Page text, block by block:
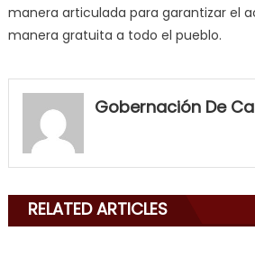
manera articulada para garantizar el
manera gratuita a todo el pueblo.
my
neighbor
mouth
Gobernación De
RELATED ARTICLES